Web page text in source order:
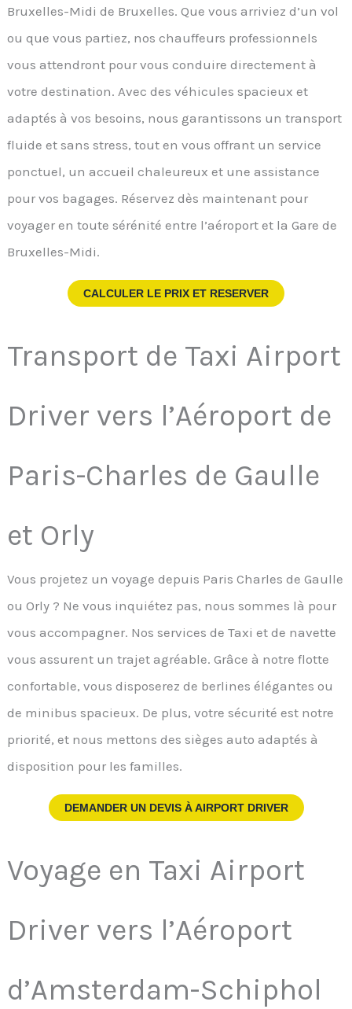
Bruxelles-Midi de Bruxelles. Que vous arriviez d’un vol
ou que vous partiez, nos chauffeurs professionnels
vous attendront pour vous conduire directement à
votre destination. Avec des véhicules spacieux et
adaptés à vos besoins, nous garantissons un transport
fluide et sans stress, tout en vous offrant un service
ponctuel, un accueil chaleureux et une assistance
pour vos bagages. Réservez dès maintenant pour
voyager en toute sérénité entre l’aéroport et la Gare de
Bruxelles-Midi.
CALCULER LE PRIX ET RESERVER
Transport de Taxi Airport
Driver vers l’Aéroport de
Paris-Charles de Gaulle
et Orly
Vous projetez un voyage depuis Paris Charles de Gaulle
ou Orly ? Ne vous inquiétez pas, nous sommes là pour
vous accompagner. Nos services de Taxi et de navette
vous assurent un trajet agréable. Grâce à notre flotte
confortable, vous disposerez de berlines élégantes ou
de minibus spacieux. De plus, votre sécurité est notre
priorité, et nous mettons des sièges auto adaptés à
disposition pour les familles.
DEMANDER UN DEVIS ÀAIRPORT DRIVER
Voyage en Taxi Airport
Driver vers l’Aéroport
d’Amsterdam-Schiphol